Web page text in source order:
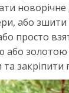
або зшити
просто
або
та